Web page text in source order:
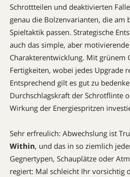
Schrottteilen und deaktivierten
genau die Bolzenvarianten, die am
Spieltaktik passen. Strategische
auch das simple, aber
Charakterentwicklung. Mit grünem
Fertigkeiten, wobei jedes Upgrade
Entsprechend gilt es gut zu
Durchschlagskraft der Schrotflinte
Wirkung der Energiespritzen
Sehr erfreulich: Abwechslung ist
Within, und das in so ziemlich
Gegnertypen, Schauplätze oder
regiert: Mal schleicht Ihr vorsichtig